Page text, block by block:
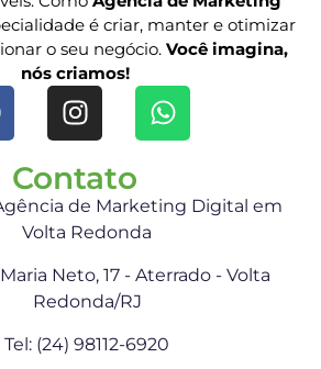
é criar, manter e otimizar
o seu negócio. Você imagina,
nós criamos!
Contato
de Marketing Digital em
Volta Redonda
Neto, 17 - Aterrado - Volta
Redonda/RJ
Tel: (24) 98112-6920